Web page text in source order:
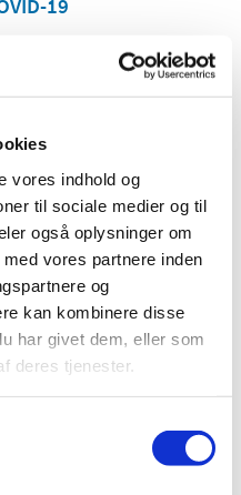
vores indhold og
til sociale medier og til
også oplysninger om
vores partnere inden
og
kan kombinere disse
har givet dem, eller som
deres tjenester.
19
EMA, har i dag